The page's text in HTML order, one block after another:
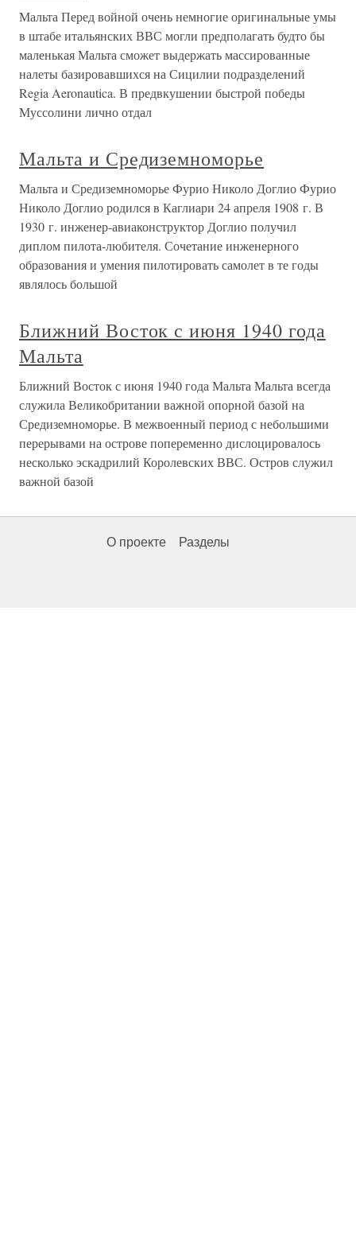
Мальта Перед войной очень немногие оригинальные умы
в штабе итальянских ВВС могли предполагать будто бы
маленькая Мальта сможет выдержать массированные
налеты базировавшихся на Сицилии подразделений
Regia Aeronautica. В предвкушении быстрой победы
Муссолини лично отдал
Мальта и Средиземноморье
Мальта и Средиземноморье Фурио Николо Доглио Фурио
Николо Доглио родился в Каглиари 24 апреля 1908 г. В
1930 г. инженер-авиаконструктор Доглио получил
диплом пилота-любителя. Сочетание инженерного
образования и умения пилотировать самолет в те годы
являлось большой
Ближний Восток с июня 1940 года
Мальта
Ближний Восток с июня 1940 года Мальта Мальта всегда
служила Великобритании важной опорной базой на
Средиземноморье. В межвоенный период с небольшими
перерывами на острове попеременно дислоцировалось
несколько эскадрилий Королевских ВВС. Остров служил
важной базой
О проекте Разделы